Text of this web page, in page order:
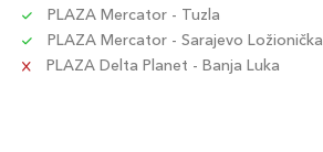
PLAZA Mercator - Tuzla
PLAZA Mercator - Sarajevo Ložionička
PLAZA Delta Planet - Banja Luka